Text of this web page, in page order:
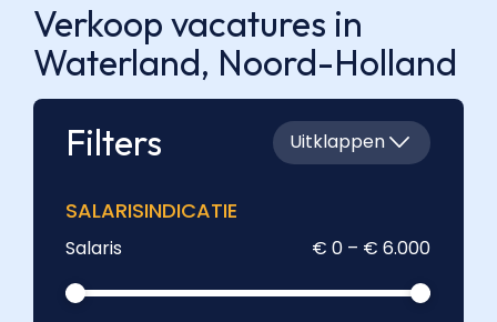
Verkoop vacatures in
Waterland, Noord-Holland
Filters
Uitklappen
SALARISINDICATIE
Salaris € 0 – € 6.000